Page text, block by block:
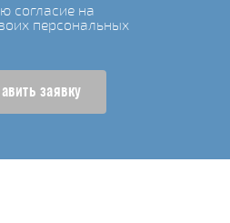
согласие на
персональных
заявку